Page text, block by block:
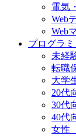
電気
Web
Web
プログラ
未経
転職
大学
20代
30代
40代
女性